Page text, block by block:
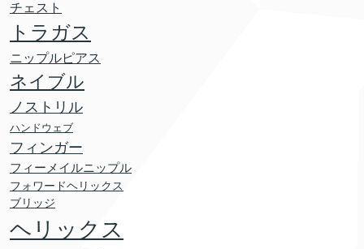
チェスト
トラガス
ニップルピアス
ネイブル
ノストリル
ハンドウェブ
フィンガー
フィーメイルニップル
フォワードヘリックス
ブリッジ
ヘリックス